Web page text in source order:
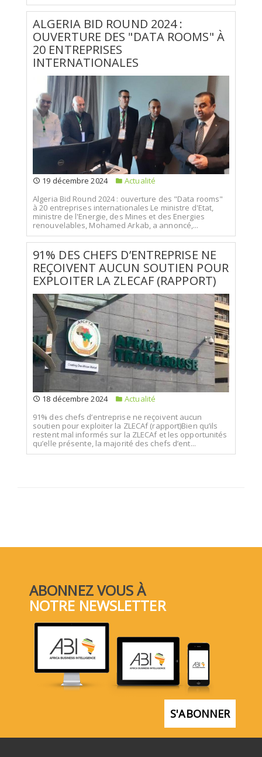
ALGERIA BID ROUND 2024 :
OUVERTURE DES "DATA ROOMS" À
20 ENTREPRISES
INTERNATIONALES
19 décembre 2024
Actualité
Algeria Bid Round 2024 : ouverture des "Data rooms"
à 20 entreprises internationales Le ministre d'Etat,
ministre de l'Energie, des Mines et des Energies
renouvelables, Mohamed Arkab, a annoncé,...
91% DES CHEFS D’ENTREPRISE NE
REÇOIVENT AUCUN SOUTIEN POUR
EXPLOITER LA ZLECAF (RAPPORT)
18 décembre 2024
Actualité
91% des chefs d’entreprise ne reçoivent aucun
soutien pour exploiter la ZLECAf (rapport)Bien qu’ils
restent mal informés sur la ZLECAf et les opportunités
qu’elle présente, la majorité des chefs d’ent...
ABONNEZ VOUS À
NOTRE NEWSLETTER
S'ABONNER